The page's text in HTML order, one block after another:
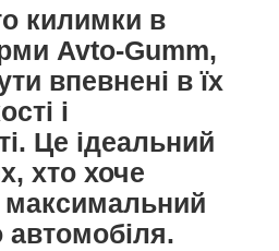
килимки в
Avto-Gumm,
впевнені в їх
і
Це ідеальний
хто хоче
максимальний
автомобіля.